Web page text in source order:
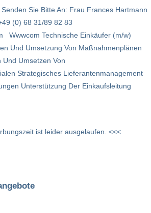
Sie Bitte An: Frau Frances Hartmann
(0) 68 31/89 82 83
Wwwcom Technische Einkäufer (m/w)
Und Umsetzung Von Maßnahmenplänen
Umsetzen Von
Strategisches Lieferantenmanagement
Unterstützung Der Einkaufsleitung
ist leider ausgelaufen. <<<